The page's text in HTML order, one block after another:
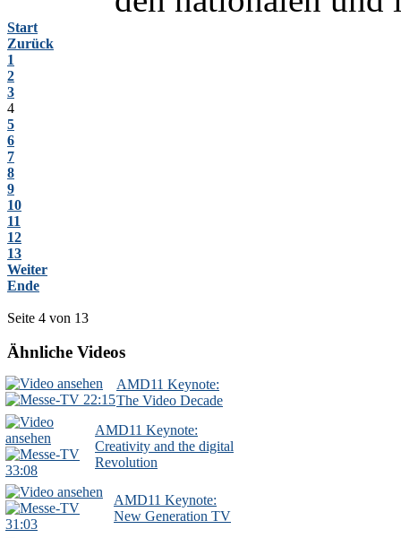
Start
Zurück
1
2
3
4
5
6
7
8
9
10
11
12
13
Weiter
Ende
Seite 4 von 13
Ähnliche Videos
22:15
AMD11 Keynote:
The Video Decade
33:08
AMD11 Keynote:
Creativity and the digital
Revolution
31:03
AMD11 Keynote:
New Generation TV